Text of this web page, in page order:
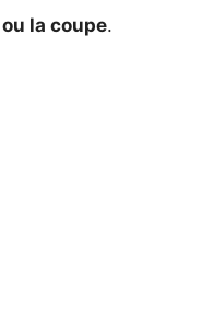
ou la coupe.